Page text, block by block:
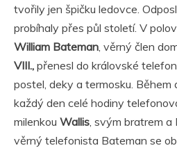
tvořily jen špičku ledovce.
probíhaly přes půl století. V
William Bateman , věrný člen
VIII., přenesl do královské
postel, deky a termosku. Během
každý den celé hodiny
milenkou Wallis , svým bratrem
věrný telefonista Bateman se